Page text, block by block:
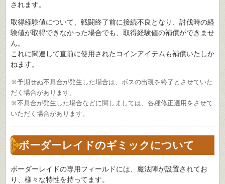
されます。
取得経験値について、戦闘終了前に接続不良となり、討伐時の経
験値が取得できなかった場合でも、取得経験値の補償ができませ
ん。
これに関連して直前に使用されたコインアイテムも補償いたしか
ねます。
※予期せぬ不具合が発生した場合は、ボスの出現を終了とさせていた
だく場合があります。
※不具合が発生した場合などに関しましては、各種修正適用をさせて
いただく場合があります。
ボーダーレイドのギミックについて
ボーダーレイドの専用フィールドには、魔法陣が設置されてお
り、様々な特性を持ってます。